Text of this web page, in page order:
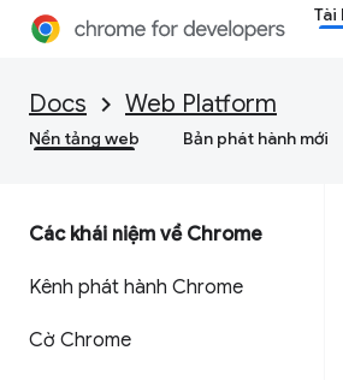
Tài
Docs Web Platform
Nền tảng web Bản phát hành mới
Các khái niệm về Chrome
Kênh phát hành Chrome
Cờ Chrome